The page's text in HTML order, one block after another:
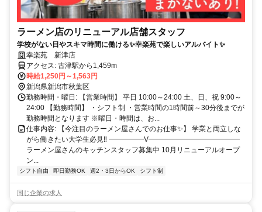
ラーメン店のリニューアル店舗スタッフ
学校がない日やスキマ時間に働ける✨幸楽苑で楽しいアルバイト✨
幸楽苑 新津店
アクセス: 古津駅から1,459m
時給1,250円～1,563円
新潟県新潟市秋葉区
勤務時間・曜日: 【営業時間】 平日 10:00～24:00 土、日、祝 9:00～
24:00 【勤務時間】 ・シフト制 ・営業時間の1時間前～30分後までが
勤務時間となります ※曜日・時間は、お...
仕事内容: 【今注目のラーメン屋さんでのお仕事✨】 学業と両立しな
がら働きたい大学生必見‼ ━━━━━V━━━━━━━━━━━━━
ラーメン屋さんのキッチンスタッフ募集中 10月リニューアルオープ
ン...
シフト自由 即日勤務OK 週2・3日からOK シフト制
同じ企業の求人